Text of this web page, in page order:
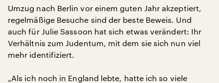
Umzug nach Berlin vor einem guten Jahr akzeptiert,
regelmäßige Besuche sind der beste Beweis. Und
auch für Julie Sassoon hat sich etwas verändert: Ihr
Verhältnis zum Judentum, mit dem sie sich nun viel
mehr identifiziert.
„Als ich noch in England lebte, hatte ich so viele